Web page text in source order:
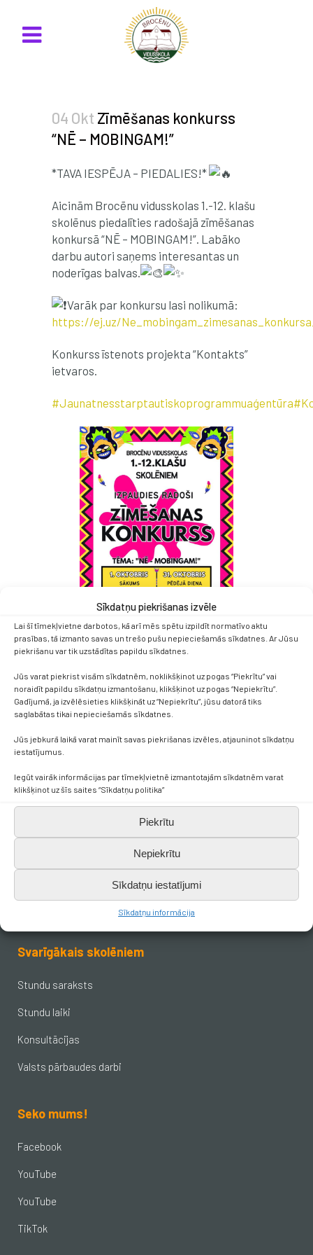
Sīkdatņu piekrišanas izvēle
Lai šī tīmekļvietne darbotos, kā arī mēs spētu izpildīt normatīvo aktu
prasības, tā izmanto savas un trešo pušu nepieciešamās sīkdatnes. Ar Jūsu
piekrišanu var tik uzstādītas papildu sīkdatnes.
Jūs varat piekrist visām sīkdatnēm, noklikšķinot uz pogas “Piekrītu” vai
noraidīt papildu sīkdatņu izmantošanu, klikšķinot uz pogas “Nepiekrītu”.
Gadījumā, ja izvēlēsieties klikšķināt uz “Nepiekrītu”, jūsu datorā tiks
saglabātas tikai nepieciešamās sīkdatnes.
Jūs jebkurā laikā varat mainīt savas piekrišanas izvēles, atjauninot sīkdatņu
iestatījumus.
Iegūt vairāk informācijas par tīmekļvietnē izmantotajām sīkdatnēm varat
klikšķinot uz šīs saites “Sīkdatņu politika”
Piekrītu
Nepiekrītu
Sīkdatņu iestatījumi
Sīkdatņu informācija
04 Okt Zīmēšanas konkurss
“NĒ – MOBINGAM!”
*TAVA IESPĒJA – PIEDALIES!*
Aicinām Brocēnu vidusskolas 1.-12. klašu
skolēnus piedalīties radošajā zīmēšanas
konkursā “NĒ – MOBINGAM!”. Labāko
darbu autori saņems interesantas un
noderīgas balvas.
Varāk par konkursu lasi nolikumā:
https://ej.uz/
Konkurss īstenots projekta “Kontakts”
ietvaros.
#Jaunatnesstarptautiskoprogrammuaģentūra
Kontakti
+371 638 656 05
skola.broceni@saldus.lv
_DEFAULT@40900017625
Ezera iela 6, Brocēni, LV-3851
Svarīgākais skolēniem
Stundu saraksts
Stundu laiki
Konsultācijas
Valsts pārbaudes darbi
Seko mums!
Facebook
YouTube
YouTube
TikTok